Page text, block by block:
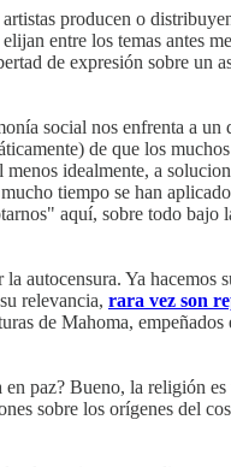
producen o
entre los temas antes
de expresión sobre un
social nos enfrenta a
de que los
idealmente, a
tiempo se han
aquí, sobre todo bajo
autocensura. Ya
relevancia, rara vez son
de Mahoma,
paz? Bueno, la religión
sobre los orígenes del